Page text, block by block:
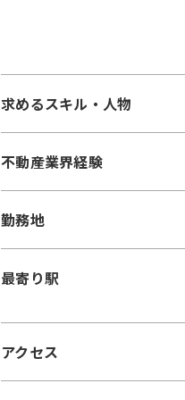
求めるスキル・人物
不動産業界経験
勤務地
最寄り駅
アクセス